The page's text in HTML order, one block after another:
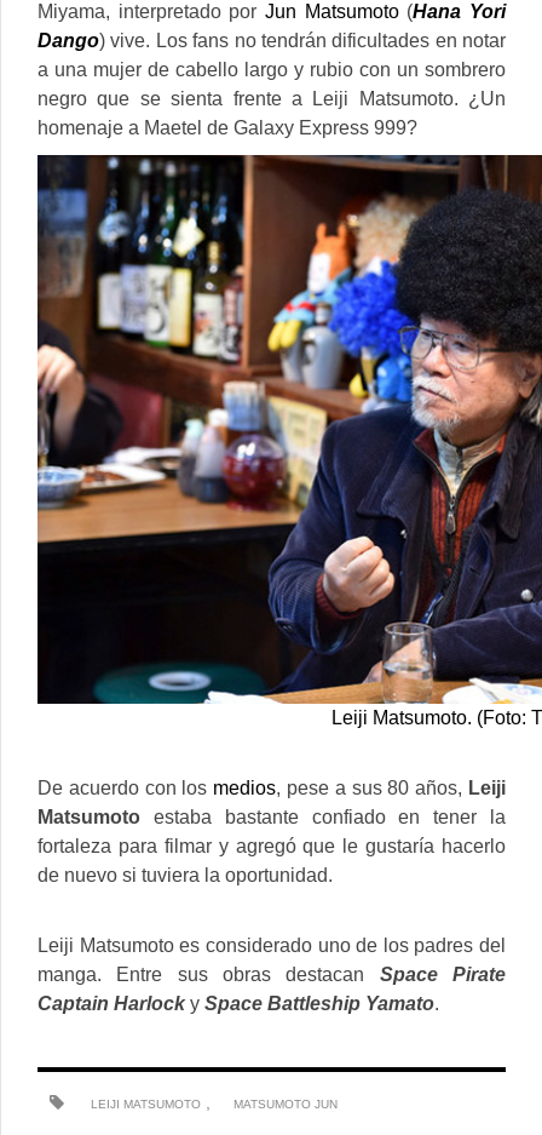
Miyama, interpretado por Jun Matsumoto(Hana Yori
Dango) vive. Los fans no tendrán dificultades en notar
a una mujer de cabello largo y rubio con un sombrero
negro que se sienta frente a Leiji Matsumoto. ¿Un
homenaje a Maetel de Galaxy Express 999?
Leiji Matsumoto. (Foto:
De acuerdo con los medios, pese a sus 80 años, Leiji
Matsumoto estaba bastante confiado en tener la
fortaleza para filmar y agregó que le gustaría hacerlo
de nuevo si tuviera la oportunidad.
Leiji Matsumoto es considerado uno de los padres del
manga. Entre sus obras destacan Space Pirate
Captain Harlocky Space Battleship Yamato.
LEIJI MATSUMOTO MATSUMOTO JUN